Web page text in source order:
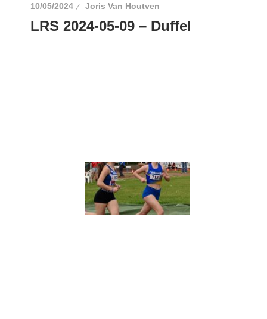
10/05/2024 Joris Van Houtven
LRS 2024-05-09 – Duffel